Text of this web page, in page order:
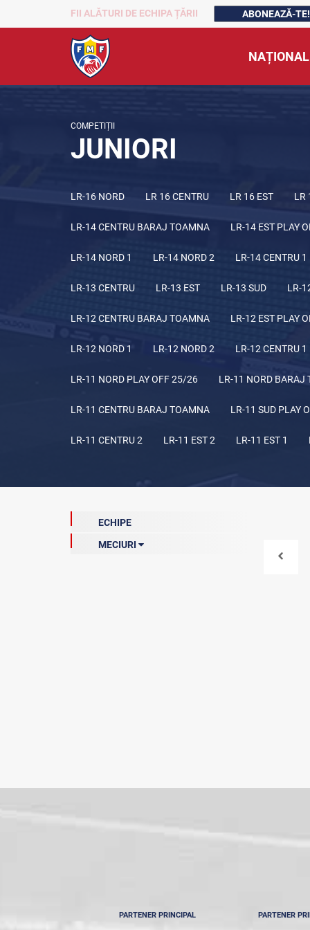
FII ALĂTURI DE ECHIPA ȚĂRII ABONEAZĂ-TE!
COMPETIȚII
JUNIORI
LR-16 NORD LR 16 CENTRU LR 16 EST LR
LR-14 CENTRU BARAJ TOAMNA LR-14 EST PLAY
LR-14 NORD 1 LR-14 NORD 2 LR-14 CENTRU 1
LR-13 CENTRU LR-13 EST LR-13 SUD LR-
LR-12 CENTRU BARAJ TOAMNA LR-12 EST PLAY
LR-12 NORD 1 LR-12 NORD 2 LR-12 CENTRU 1
LR-11 NORD PLAY OFF 25/26 LR-11 NORD BARAJ
LR-11 CENTRU BARAJ TOAMNA LR-11 SUD PLAY
LR-11 CENTRU 2 LR-11 EST 2 LR-11 EST 1
ECHIPE
MECIURI
PARTENER PRINCIPAL PARTENER